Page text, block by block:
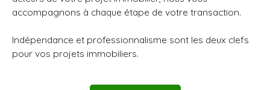
accompagnons à chaque étape de votre transaction.
Indépendance et professionnalisme sont les deux clefs
pour vos projets immobiliers.